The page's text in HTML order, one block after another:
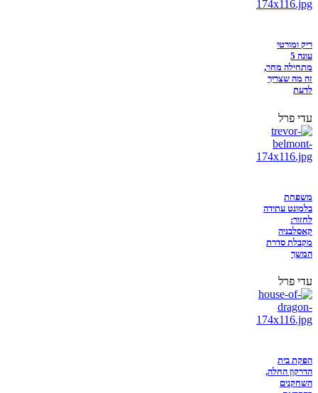
ריק ומורטי
עונה 5
מתחילה מחר,
זה מה שצריך
לדעת
עדי פרל
משפחת
בלמונט עתידה
לחזור:
קאסלבניה
מקבלת סדרת
המשך
עדי פרל
הפקת בית
הדרקון החלה,
השחקנים